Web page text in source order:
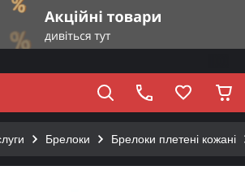
Брелоки Брелоки плетені кожані